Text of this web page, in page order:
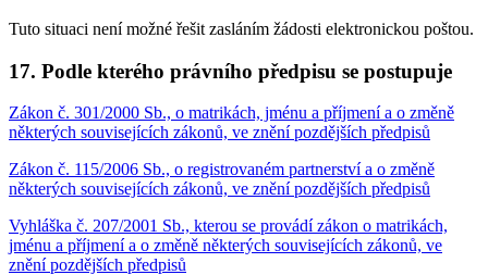
Tuto situaci není možné řešit zasláním žádosti elektronickou poštou.
17. Podle kterého právního předpisu se postupuje
Zákon č. 301/2000 Sb., o matrikách, jménu a příjmení a o změně
některých souvisejících zákonů, ve znění pozdějších předpisů
Zákon č. 115/2006 Sb., o registrovaném partnerství a o změně
některých souvisejících zákonů, ve znění pozdějších předpisů
Vyhláška č. 207/2001 Sb., kterou se provádí zákon o matrikách,
jménu a příjmení a o změně některých souvisejících zákonů, ve
znění pozdějších předpisů